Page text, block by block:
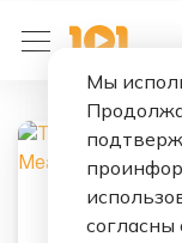
Мы